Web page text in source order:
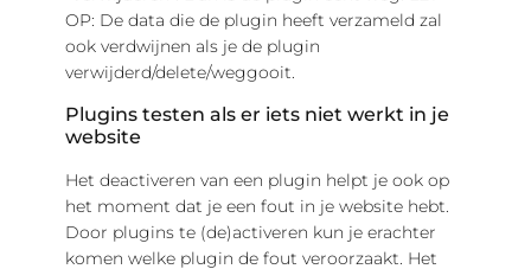
OP: De data die de plugin heeft verzameld zal
ook verdwijnen als je de plugin
verwijderd/delete/weggooit.
Plugins testen als er iets niet werkt in je
website
Het deactiveren van een plugin helpt je ook op
het moment dat je een fout in je website hebt.
Door plugins te (de)activeren kun je erachter
komen welke plugin de fout veroorzaakt. Het